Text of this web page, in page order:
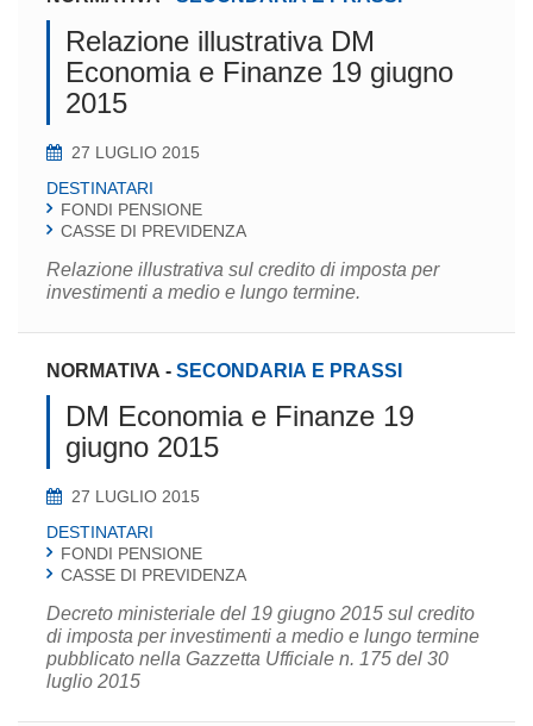
Relazione illustrativa DM
Economia e Finanze 19 giugno
2015
27 LUGLIO 2015
DESTINATARI
FONDI PENSIONE
CASSE DI PREVIDENZA
Relazione illustrativa sul credito di imposta per
investimenti a medio e lungo termine.
NORMATIVA - SECONDARIA E PRASSI
DM Economia e Finanze 19
giugno 2015
27 LUGLIO 2015
DESTINATARI
FONDI PENSIONE
CASSE DI PREVIDENZA
Decreto ministeriale del 19 giugno 2015 sul credito
di imposta per investimenti a medio e lungo termine
pubblicato nella Gazzetta Ufficiale n. 175 del 30
luglio 2015